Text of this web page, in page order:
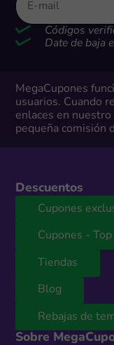
Códigos
Date de baja
MegaCupones
usuarios. Cuando
enlaces en
pequeña comisión
Descuentos
Cupones
Cupones -
Tiendas
Blog
Rebajas de
Sobre